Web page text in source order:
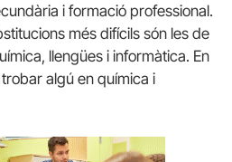
i formació professional.
més difícils són les de
llengües i informàtica. En
algú en química i